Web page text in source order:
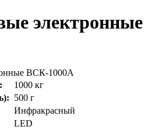
электронные
1000 кг
500 г
Инфракрасный
LED